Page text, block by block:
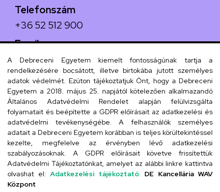
Telefonszám
+36 52 512 900
Email
arany.titkarsag@arany-alt.unideb.hu
Cím
4026 Debrecen, Arany János tér 1.
Szervezeti telefonkönyv
UD telefonkönyv
A Debreceni Egyetem kiemelt fontosságúnak tartja a
rendelkezésére bocsátott, illetve birtokába jutott személyes
adatok védelmét. Ezúton tájékoztatjuk Önt, hogy a Debreceni
Egyetem a 2018. május 25. napjától kötelezően alkalmazandó
Általános Adatvédelmi Rendelet alapján felülvizsgálta
folyamatait és beépítette a GDPR előírásait az adatkezelési és
adatvédelmi tevékenységébe. A felhasználók személyes
adatait a Debreceni Egyetem korábban is teljes körültekintéssel
kezelte, megfelelve az érvényben lévő adatkezelési
szabályozásoknak. A GDPR előírásait követve frissítettük
Adatvédelmi Tájékoztatónkat, amelyet az alábbi linkre kattintva
olvashat el: Adatkezelési tájékoztató. DE Kancellária WAV
Központ